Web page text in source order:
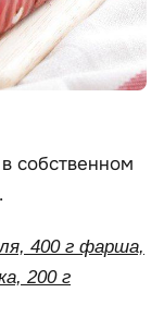
собственном
400 г фарша,
200 г